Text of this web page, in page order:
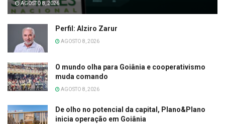
AGOSTO 8, 2026
Perfil: Alziro Zarur
AGOSTO 8, 2026
O mundo olha para Goiânia e cooperativismo
muda comando
AGOSTO 8, 2026
De olho no potencial da capital, Plano&Plano
inicia operação em Goiânia